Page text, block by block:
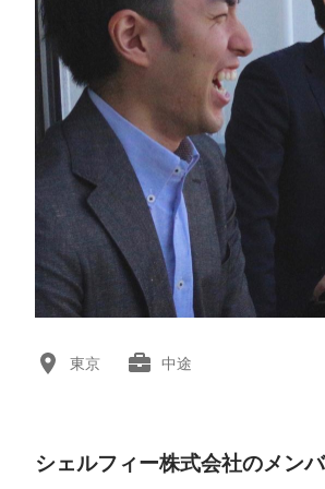
東京 中途
シェルフィー株式会社のメン